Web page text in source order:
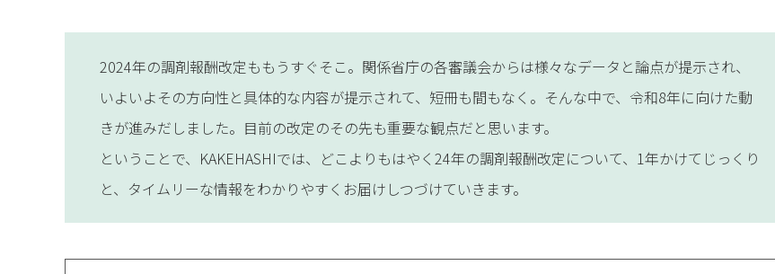
2024年の調剤報酬改定ももうすぐそこ。関係省庁の各審議会からは様々なデータと論点が提示され、
いよいよその方向性と具体的な内容が提示されて、短冊も間もなく。そんな中で、令和8年に向けた動
きが進みだしました。目前の改定のその先も重要な観点だと思います。
ということで、KAKEHASHIでは、どこよりもはやく24年の調剤報酬改定について、1年かけてじっくり
と、タイムリーな情報をわかりやすくお届けしつづけていきます。